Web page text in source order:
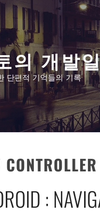
의 개발
단편적 기억들의 기록
CONTROLLER
: